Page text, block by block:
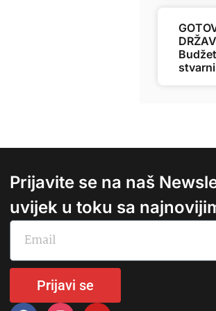
Prijavite se na naš
uvijek u toku sa
Prijavi se